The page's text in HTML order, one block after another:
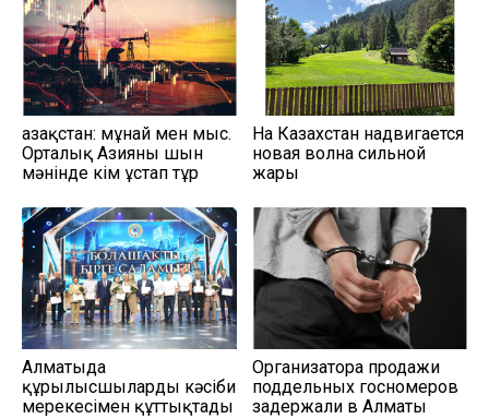
Қазақстан: мұнай мен мыс.
Орталық Азияны шын
мәнінде кім ұстап тұр
На Казахстан надвигается
новая волна сильной
жары
Алматыда
құрылысшыларды кәсіби
мерекесімен құттықтады
Организатора продажи
поддельных госномеров
задержали в Алматы